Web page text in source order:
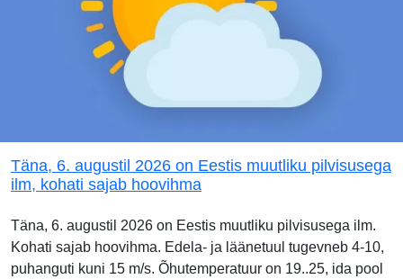
Täna, 6. augustil 2026 on Eestis muutliku pilvisusega
ilm, kohati sajab hoovihma
Täna, 6. augustil 2026 on Eestis muutliku pilvisusega ilm.
Kohati sajab hoovihma. Edela- ja läänetuul tugevneb 4-10,
puhanguti kuni 15 m/s. Õhutemperatuur on 19..25, ida pool